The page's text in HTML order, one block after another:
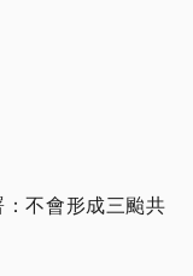
不會形成三颱共